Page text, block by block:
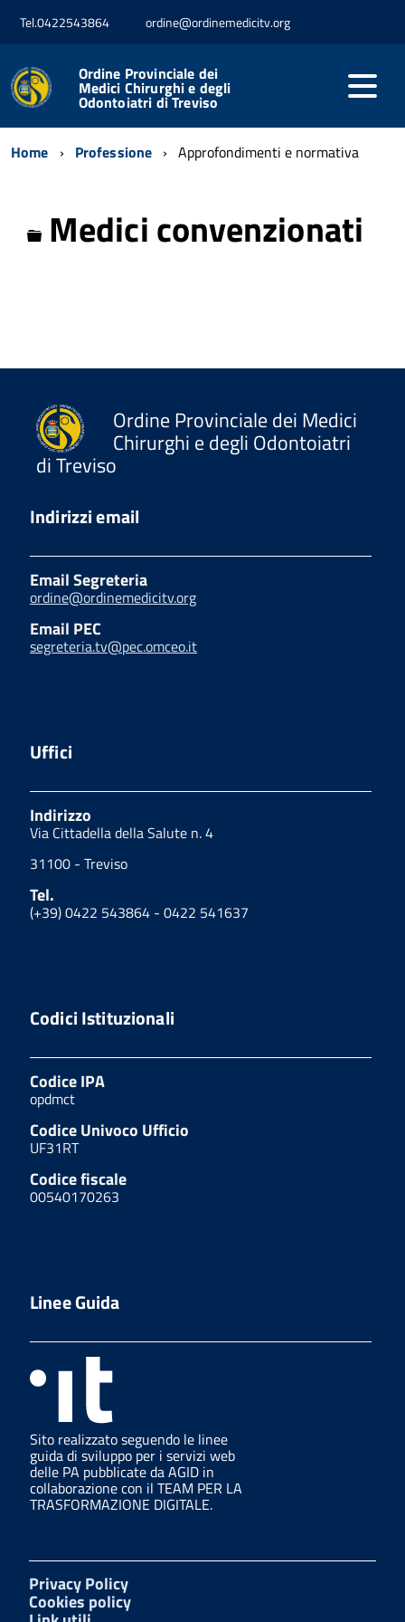
Tel.0422543864 ordine@ordinemedicitv.org
Ordine Provinciale dei
Medici Chirurghi e degli
Odontoiatri di Treviso
Home Professione Approfondimenti e normativa
Cartella
Medici convenzionati
Ordine Provinciale dei Medici
Chirurghi e degli Odontoiatri
di Treviso
Indirizzi email
Email Segreteria
ordine@ordinemedicitv.org
Email PEC
segreteria.tv@pec.omceo.it
Uffici
Indirizzo
Via Cittadella della Salute n. 4
31100 - Treviso
Tel.
(+39) 0422 543864 - 0422 541637
Codici Istituzionali
Codice IPA
opdmct
Codice Univoco Ufficio
UF31RT
Codice fiscale
00540170263
Linee Guida
Sito realizzato seguendo le linee
guida di sviluppo per i servizi web
delle PA pubblicate da AGID in
collaborazione con il TEAM PER LA
TRASFORMAZIONE DIGITALE.
Privacy Policy
Cookies policy